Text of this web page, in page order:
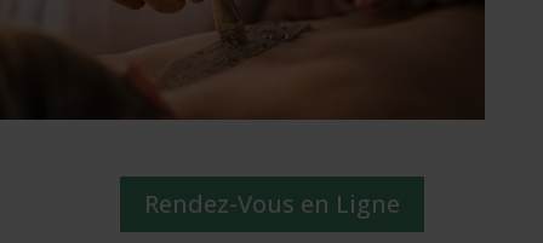
Rendez-Vous en Ligne